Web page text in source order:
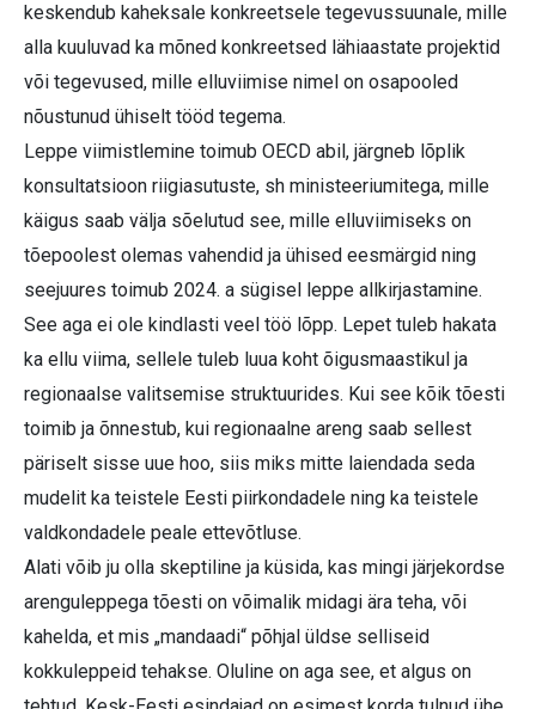
keskendub kaheksale konkreetsele tegevussuunale, mille
alla kuuluvad ka mõned konkreetsed lähiaastate projektid
või tegevused, mille elluviimise nimel on osapooled
nõustunud ühiselt tööd tegema.
Leppe viimistlemine toimub OECD abil, järgneb lõplik
konsultatsioon riigiasutuste, sh ministeeriumitega, mille
käigus saab välja sõelutud see, mille elluviimiseks on
tõepoolest olemas vahendid ja ühised eesmärgid ning
seejuures toimub 2024. a sügisel leppe allkirjastamine.
See aga ei ole kindlasti veel töö lõpp. Lepet tuleb hakata
ka ellu viima, sellele tuleb luua koht õigusmaastikul ja
regionaalse valitsemise struktuurides. Kui see kõik tõesti
toimib ja õnnestub, kui regionaalne areng saab sellest
päriselt sisse uue hoo, siis miks mitte laiendada seda
mudelit ka teistele Eesti piirkondadele ning ka teistele
valdkondadele peale ettevõtluse.
Alati võib ju olla skeptiline ja küsida, kas mingi järjekordse
arenguleppega tõesti on võimalik midagi ära teha, või
kahelda, et mis „mandaadi“ põhjal üldse selliseid
kokkuleppeid tehakse. Oluline on aga see, et algus on